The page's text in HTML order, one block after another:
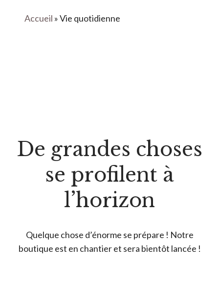
Accueil »Vie quotidienne
De grandes choses
se profilent à
l’horizon
Quelque chose d’énorme se prépare ! Notre
boutique est en chantier et sera bientôt lancée !